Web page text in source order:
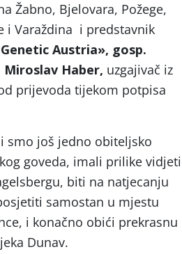
Žabno, Bjelovara, Požege,
i Varaždina i predstavnik
Genetic Austria», gosp.
Miroslav Haber, uzgajivač iz
prijevoda tijekom potpisa
smo još jedno obiteljsko
goveda, imali prilike vidjeti
biti na natjecanju
samostan u mjestu
i konačno obići prekrasnu
Dunav.